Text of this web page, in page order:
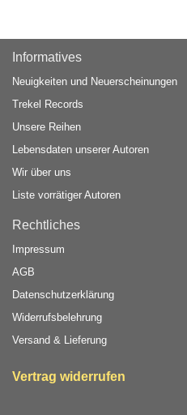
Informatives
Neuigkeiten und Neuerscheinungen
Trekel Records
Unsere Reihen
Lebensdaten unserer Autoren
Wir über uns
Liste vorrätiger Autoren
Rechtliches
Impressum
AGB
Datenschutzerklärung
Widerrufsbelehrung
Versand & Lieferung
Vertrag widerrufen